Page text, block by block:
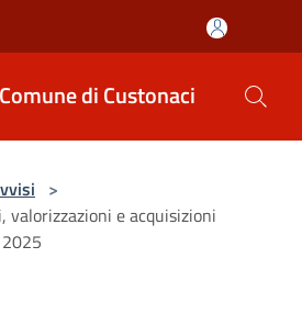
Comune di Custonaci
>
valorizzazioni e acquisizioni